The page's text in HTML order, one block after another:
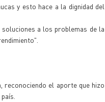
y esto hace a la dignidad del
a los problemas de la
reconociendo el aporte que hizo